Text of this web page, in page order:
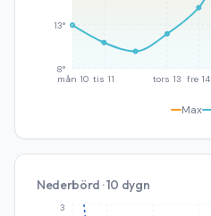
mån 10 tis 11 tors 13 fre 14
8°
13°
Max
Nederbörd · 10 dygn
3